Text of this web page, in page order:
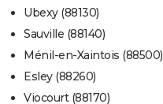
Ubexy (88130)
Sauville (88140)
Ménil-en-Xaintois (88500)
Esley (88260)
Viocourt (88170)